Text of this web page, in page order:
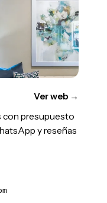
Ver web →
con presupuesto
y reseñas